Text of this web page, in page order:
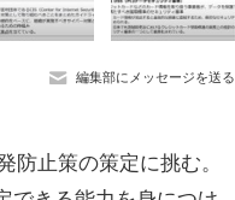
編集部にメッセージを送る
止策の策定に挑む。